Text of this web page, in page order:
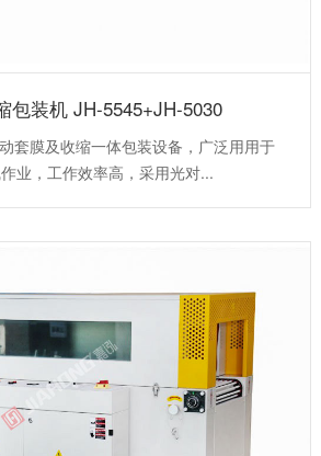
包装机 JH-5545+JH-5030
套膜及收缩一体包装设备，广泛用用于
业，工作效率高，采用光对...